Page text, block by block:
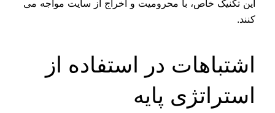
این تکنیک خاص، با محرومیت و اخراج از سایت مواجه می
کنند.
اشتباهات در استفاده از
استراتژی پایه